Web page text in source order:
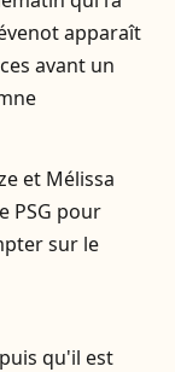
apparaît
avant un
et Mélissa
PSG pour
sur le
qu'il est